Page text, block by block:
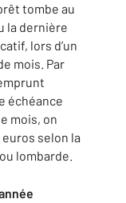
tombe au
la dernière
lors d’un
mois. Par
échéance
mois, on
selon la
lombarde.